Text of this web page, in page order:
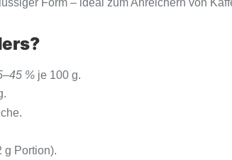
Form – ideal zum Anreichern von
% je 100 g.
g Portion).